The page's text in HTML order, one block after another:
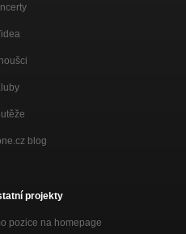
blog
projekty
pozice na homepage